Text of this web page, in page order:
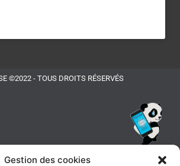
Gestion des cookies
©2022 - TOUS DROITS RÉSERVÉS